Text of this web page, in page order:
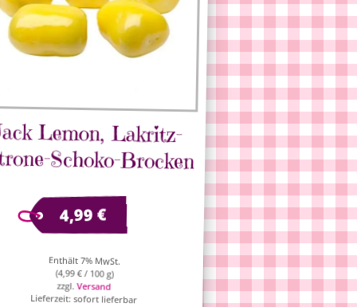
Lemon, Lakritz-
Schoko-Brocken
4,99€
Enthält 7% MwSt.
(4,99€/ 100 g)
zzgl.Versand
Lieferzeit: sofort lieferbar